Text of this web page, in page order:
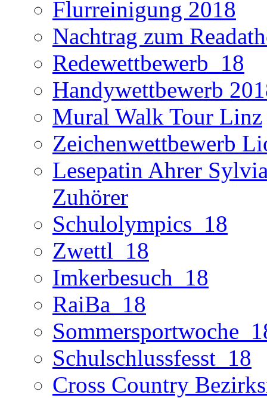
Flurreinigung 2018
Nachtrag zum
Redewettbewerb_18
Handywettbewerb
Mural Walk Tour Linz
Zeichenwettbewerb
Lesepatin Ahrer
Zuhörer
Schulolympics_18
Zwettl_18
Imkerbesuch_18
RaiBa_18
Schulschlussfesst_18
Cross Country